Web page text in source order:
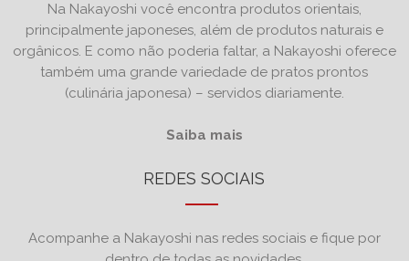
Na Nakayoshi você encontra produtos orientais,
principalmente japoneses, além de produtos naturais e
orgânicos. E como não poderia faltar, a Nakayoshi oferece
também uma grande variedade de pratos prontos
(culinária japonesa) – servidos diariamente.
Saiba mais
REDES SOCIAIS
Acompanhe a Nakayoshi nas redes sociais e fique por